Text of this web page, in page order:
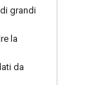
grandi
la
da